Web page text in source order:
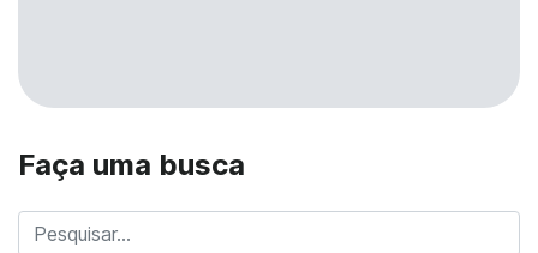
Faça uma busca